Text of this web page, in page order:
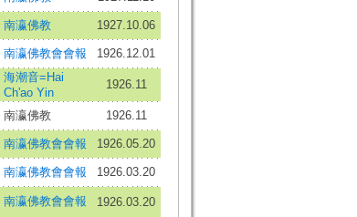
南瀛佛教 1927.10.06
南瀛佛教會會報
1926.12.01
海潮音=Hai
Ch'ao Yin
1926.11
南瀛佛教 1926.11
南瀛佛教會會報 1926.05.20
南瀛佛教會會報 1926.03.20
南瀛佛教會會報 1926.03.20